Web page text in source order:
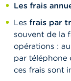
Les frais
Les frais par
souvent de la
opérations :
par téléphone
ces frais sont